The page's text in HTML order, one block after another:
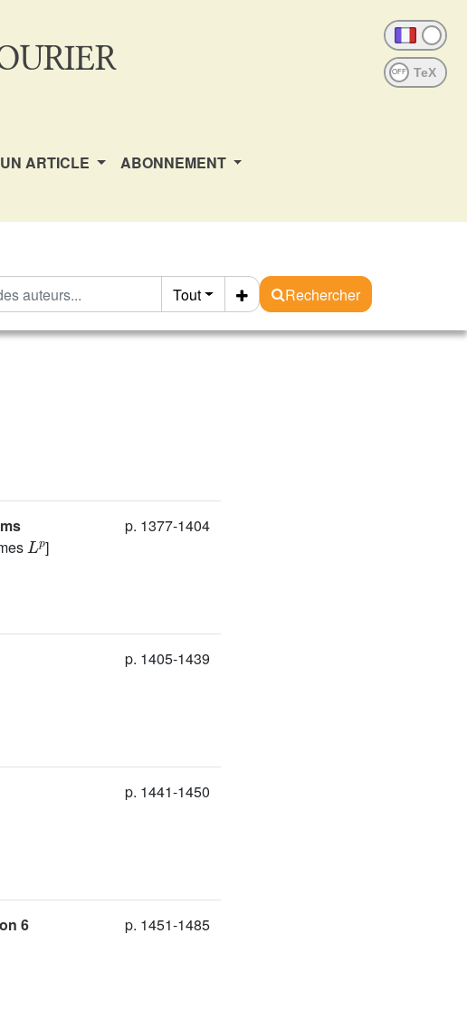
OFF
ARTICLE ABONNEMENT
Tout
Rechercher
]
p. 1377-1404
p. 1405-1439
p. 1441-1450
6
p. 1451-1485